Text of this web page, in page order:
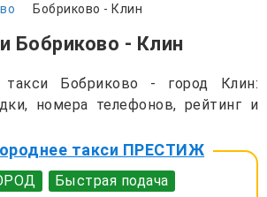
Бобриково - Клин
Бобриково - Клин
такси Бобриково - город Клин:
номера телефонов, рейтинг и
такси ПРЕСТИЖ
Быстрая подача